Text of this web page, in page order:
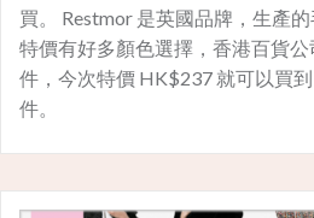
買。 Restmor 是英國品牌，生產
特價有好多顏色選擇，香港百貨
件，今次特價 HK$237 就可以買
件。